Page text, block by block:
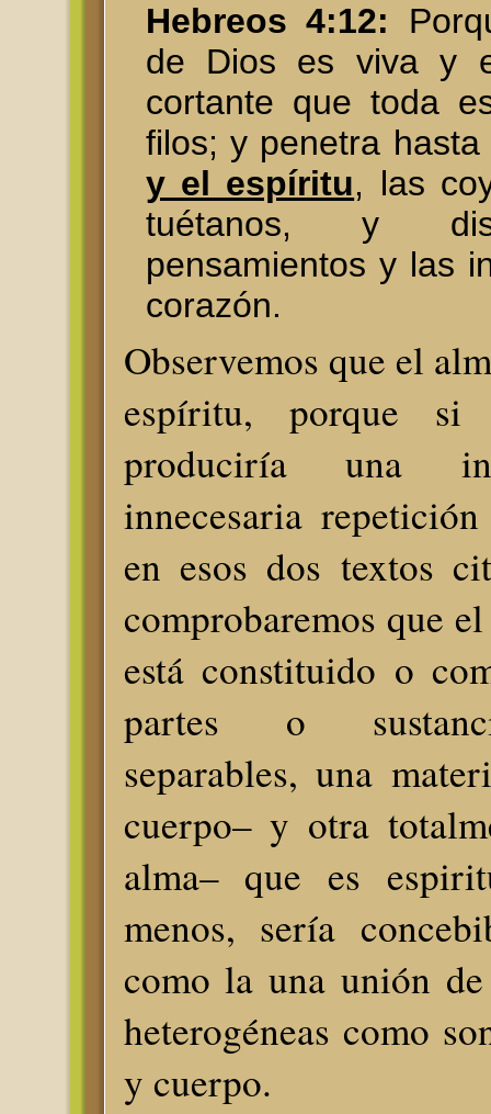
Hebreos 4:12:
de Dios es viva y
cortante que toda
filos; y penetra
y el espíritu, las
tuétanos, y
pensamientos y las
corazón.
Observemos que el
espíritu, porque
produciría una
innecesaria
en esos dos textos
comprobaremos que
está constituido o
partes o
separables, una
cuerpo– y otra
alma– que es
menos, sería
como la una unión de
heterogéneas como
y cuerpo.